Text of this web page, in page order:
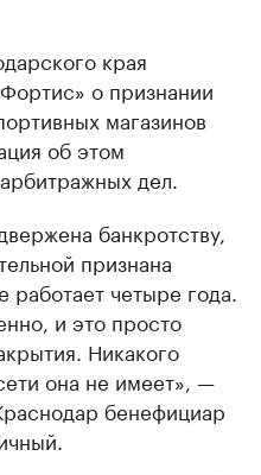
края
о признании
магазинов
об этом
дел.
банкротству,
признана
четыре года.
и это просто
Никакого
она не имеет», —
бенефициар